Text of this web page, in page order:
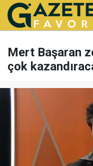
Mert Başaran
çok